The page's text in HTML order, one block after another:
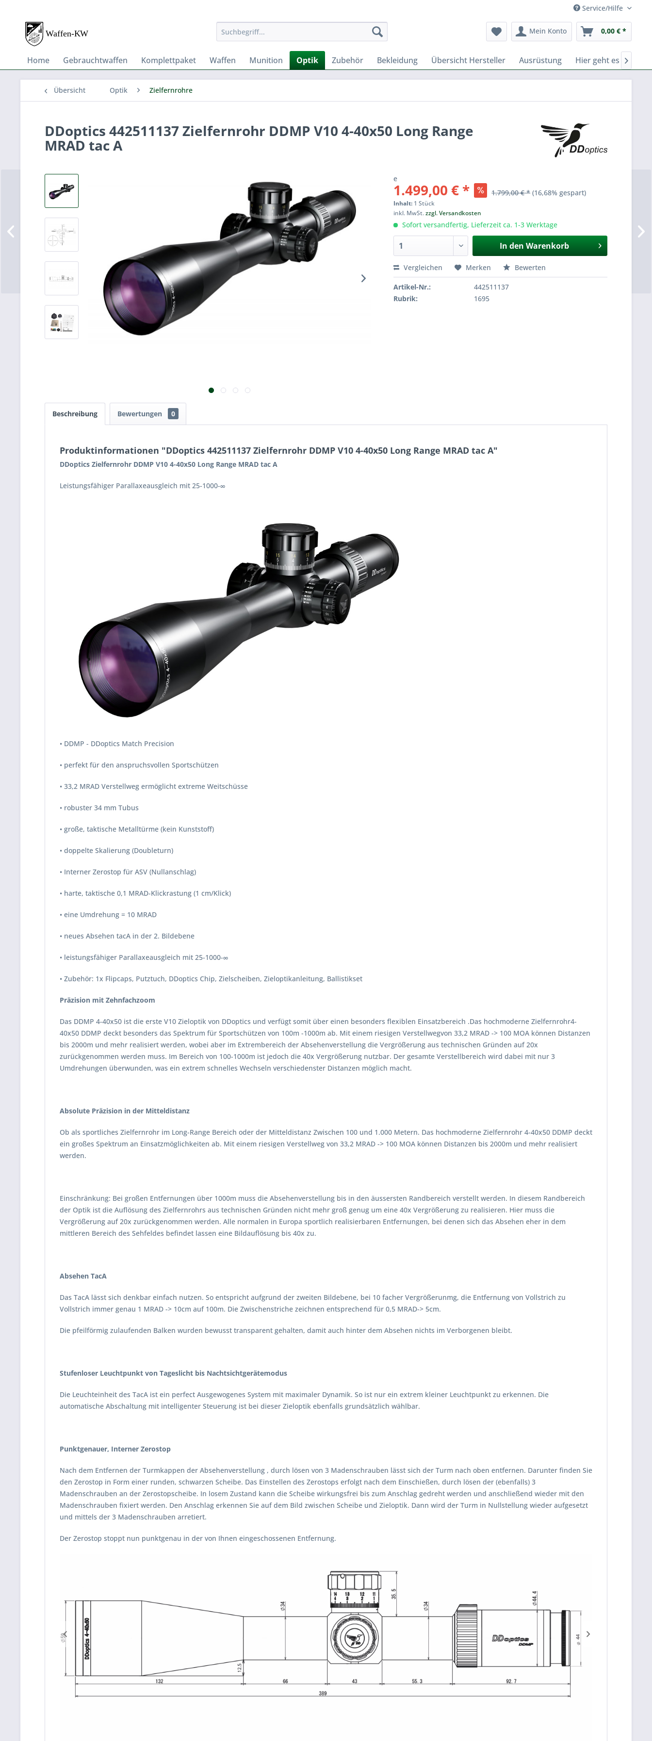
Service/Hilfe
Mein Konto 0,00 € *
Home Gebrauchtwaffen Komplettpaket Waffen Munition Optik Zubehör Bekleidung Übersicht Hersteller Ausrüstung Hier geht es zu

Übersicht Optik Zielfernrohre
DDoptics 442511137 Zielfernrohr DDMP V10 4-40x50 Long Range
MRAD tac A
e
1.499,00 € * 1.799,00 € * (16,68% gespart)
Inhalt: 1 Stück
inkl. MwSt.zzgl. Versandkosten
Sofort versandfertig, Lieferzeit ca. 1-3 Werktage
In den Warenkorb
Vergleichen Merken Bewerten
Artikel-Nr.:
442511137
Rubrik:
1695
Beschreibung Bewertungen 0
Produktinformationen "DDoptics 442511137 Zielfernrohr DDMP V10 4-40x50 Long Range MRAD tac A"
DDoptics Zielfernrohr DDMP V10 4-40x50 Long Range MRAD tac A
Leistungsfähiger Parallaxeausgleich mit 25-1000-∞
• DDMP - DDoptics Match Precision
• perfekt für den anspruchsvollen Sportschützen
• 33,2 MRAD Verstellweg ermöglicht extreme Weitschüsse
• robuster 34 mm Tubus
• große, taktische Metalltürme (kein Kunststoff)
• doppelte Skalierung (Doubleturn)
• Interner Zerostop für ASV (Nullanschlag)
• harte, taktische 0,1 MRAD-Klickrastung (1 cm/Klick)
• eine Umdrehung = 10 MRAD
• neues Absehen tacA in der 2. Bildebene
• leistungsfähiger Parallaxeausgleich mit 25-1000-∞
• Zubehör: 1x Flipcaps, Putztuch, DDoptics Chip, Zielscheiben, Zieloptikanleitung, Ballistikset
Präzision mit Zehnfachzoom
Das DDMP 4-40x50 ist die erste V10 Zieloptik von DDoptics und verfügt somit über einen besonders flexiblen Einsatzbereich .Das hochmoderne Zielfernrohr4-
40x50 DDMP deckt besonders das Spektrum für Sportschützen von 100m -1000m ab. Mit einem riesigen Verstellwegvon 33,2 MRAD -> 100 MOA können Distanzen
bis 2000m und mehr realisiert werden, wobei aber im Extrembereich der Absehenverstellung die Vergrößerung aus technischen Gründen auf 20x
zurückgenommen werden muss. Im Bereich von 100-1000m ist jedoch die 40x Vergrößerung nutzbar. Der gesamte Verstellbereich wird dabei mit nur 3
Umdrehungen überwunden, was ein extrem schnelles Wechseln verschiedenster Distanzen möglich macht.
Absolute Präzision in der Mitteldistanz
Ob als sportliches Zielfernrohr im Long-Range Bereich oder der Mitteldistanz Zwischen 100 und 1.000 Metern. Das hochmoderne Zielfernrohr 4-40x50 DDMP deckt
ein großes Spektrum an Einsatzmöglichkeiten ab. Mit einem riesigen Verstellweg von 33,2 MRAD -> 100 MOA können Distanzen bis 2000m und mehr realisiert
werden.
Einschränkung: Bei großen Entfernungen über 1000m muss die Absehenverstellung bis in den äussersten Randbereich verstellt werden. In diesem Randbereich
der Optik ist die Auflösung des Zielfernrohrs aus technischen Gründen nicht mehr groß genug um eine 40x Vergrößerung zu realisieren. Hier muss die
Vergrößerung auf 20x zurückgenommen werden. Alle normalen in Europa sportlich realisierbaren Entfernungen, bei denen sich das Absehen eher in dem
mittleren Bereich des Sehfeldes befindet lassen eine Bildauflösung bis 40x zu.
Absehen TacA
Das TacA lässt sich denkbar einfach nutzen. So entspricht aufgrund der zweiten Bildebene, bei 10 facher Vergrößerunmg, die Entfernung von Vollstrich zu
Vollstrich immer genau 1 MRAD -> 10cm auf 100m. Die Zwischenstriche zeichnen entsprechend für 0,5 MRAD-> 5cm.
Die pfeilförmig zulaufenden Balken wurden bewusst transparent gehalten, damit auch hinter dem Absehen nichts im Verborgenen bleibt.
Stufenloser Leuchtpunkt von Tageslicht bis Nachtsichtgerätemodus
Die Leuchteinheit des TacA ist ein perfect Ausgewogenes System mit maximaler Dynamik. So ist nur ein extrem kleiner Leuchtpunkt zu erkennen. Die
automatische Abschaltung mit intelligenter Steuerung ist bei dieser Zieloptik ebenfalls grundsätzlich wählbar.
Punktgenauer, Interner Zerostop
Nach dem Entfernen der Turmkappen der Absehenverstellung , durch lösen von 3 Madenschrauben lässt sich der Turm nach oben entfernen. Darunter finden Sie
den Zerostop in Form einer runden, schwarzen Scheibe. Das Einstellen des Zerostops erfolgt nach dem Einschießen, durch lösen der (ebenfalls) 3
Madenschrauben an der Zerostopscheibe. In losem Zustand kann die Scheibe wirkungsfrei bis zum Anschlag gedreht werden und anschließend wieder mit den
Madenschrauben fixiert werden. Den Anschlag erkennen Sie auf dem Bild zwischen Scheibe und Zieloptik. Dann wird der Turm in Nullstellung wieder aufgesetzt
und mittels der 3 Madenschrauben arretiert.
Der Zerostop stoppt nun punktgenau in der von Ihnen eingeschossenen Entfernung.